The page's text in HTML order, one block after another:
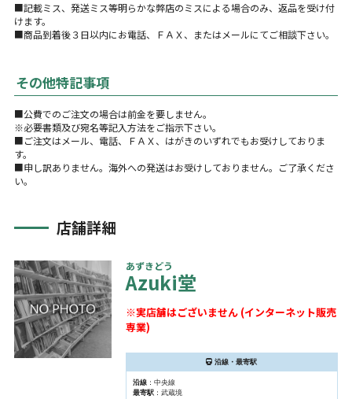
■記載ミス、発送ミス等明らかな弊店のミスによる場合のみ、返品を受け付
けます。
■商品到着後３日以内にお電話、ＦＡＸ、またはメールにてご相談下さい。
その他特記事項
■公費でのご注文の場合は前金を要しません。
※必要書類及び宛名等記入方法をご指示下さい。
■ご注文はメール、電話、ＦＡＸ、はがきのいずれでもお受けしておりま
す。
■申し訳ありません。海外への発送はお受けしておりません。ご了承くださ
い。
店舗詳細
あずきどう
Azuki堂
※実店舗はございません (インターネット販売
専業)
沿線・最寄駅
沿線：中央線
最寄駅：武蔵境